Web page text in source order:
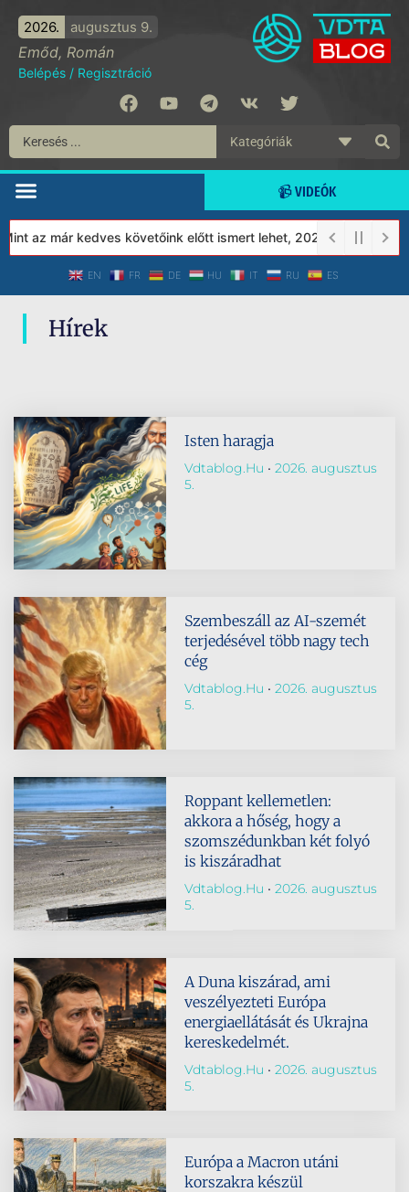
2026. augusztus 9.
Emőd, Román
Belépés / Regisztráció
📹 VIDEÓK
az már kedves követőink előtt ismert lehet, 2023-tól a Védett
EN FR DE HU IT RU ES
Hírek
Isten haragja
Vdtablog.hu
2026. augusztus
5.
Szembeszáll az AI-szemét
terjedésével több nagy tech
cég
Vdtablog.hu
2026. augusztus
5.
Roppant kellemetlen:
akkora a hőség, hogy a
szomszédunkban két folyó
is kiszáradhat
Vdtablog.hu
2026. augusztus
5.
A Duna kiszárad, ami
veszélyezteti Európa
energiaellátását és Ukrajna
kereskedelmét.
Vdtablog.hu
2026. augusztus
5.
Európa a Macron utáni
korszakra készül